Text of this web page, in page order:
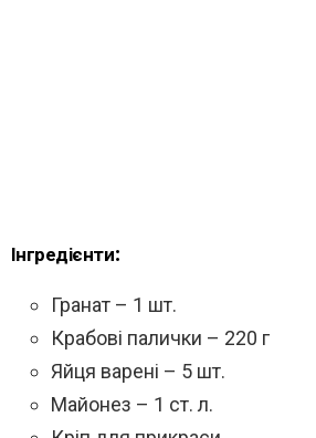
Інгредієнти:
Гранат – 1 шт.
Крабові палички – 220 г
Яйця варені – 5 шт.
Майонез – 1 ст. л.